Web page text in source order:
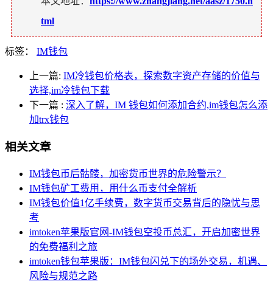
tml
标签： IM钱包
上一篇: IM冷钱包价格表，探索数字资产存储的价值与
选择,im冷钱包下载
下一篇 : 深入了解，IM 钱包如何添加合约,im钱包怎么添
加trx钱包
相关文章
IM钱包币后骷髅，加密货币世界的危险警示？
IM钱包矿工费用，用什么币支付全解析
IM钱包价值1亿手续费，数字货币交易背后的隐忧与思
考
imtoken苹果版官网-IM钱包空投币总汇，开启加密世界
的免费福利之旅
imtoken钱包苹果版：IM钱包闪兑下的场外交易，机遇、
风险与规范之路